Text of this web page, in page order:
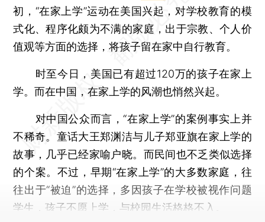
初，“在家上学”运动在美国兴起，对学校教育的模
式化、程序化颇为不满的家庭，出于宗教、个人价
值观等方面的选择，将孩子留在家中自行教育。
时至今日，美国已有超过120万的孩子在家上
学。而在中国，在家上学的风潮也悄然兴起。
对中国公众而言，“在家上学”的案例事实上并
不稀奇。童话大王郑渊洁与儿子郑亚旗在家上学的
故事，几乎已经家喻户晓。而民间也不乏类似选择
的个案。不过，早期“在家上学”的大多数家庭，往
往出于“被迫”的选择，多因孩子在学校被视作问题
学生，孩子不愿上学，与校园生活格格不入。